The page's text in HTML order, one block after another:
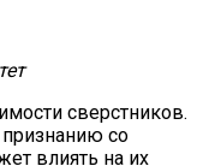
сверстников.
признанию со
влиять на их